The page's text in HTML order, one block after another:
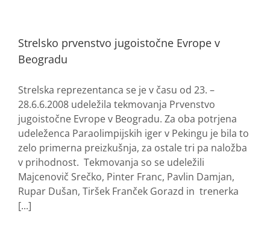
Strelsko prvenstvo jugoistočne Evrope v
Beogradu
Strelska reprezentanca se je v času od 23. –
28.6.6.2008 udeležila tekmovanja Prvenstvo
jugoistočne Evrope v Beogradu. Za oba potrjena
udeleženca Paraolimpijskih iger v Pekingu je bila to
zelo primerna preizkušnja, za ostale tri pa naložba
v prihodnost. Tekmovanja so se udeležili
Majcenovič Srečko, Pinter Franc, Pavlin Damjan,
Rupar Dušan, Tiršek Franček Gorazd in trenerka
[...]